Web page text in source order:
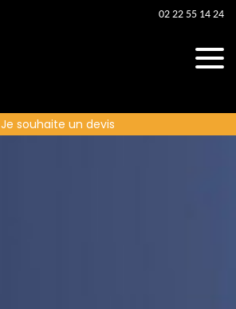
02 22 55 14 24
Je souhaite un devis